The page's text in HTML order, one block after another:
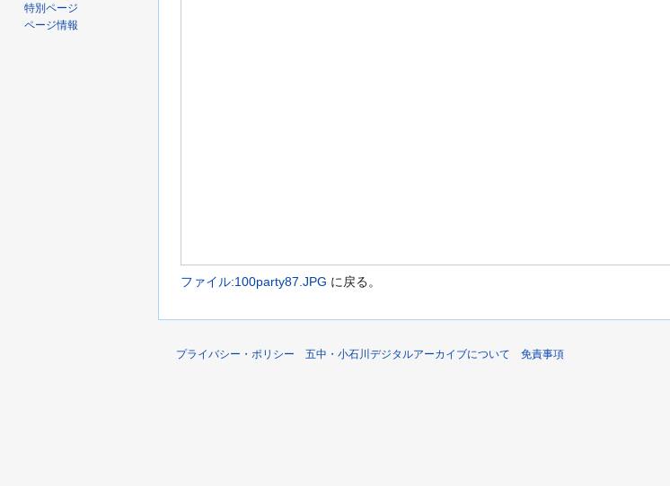
ファイル:100party87.JPG に戻る。
特別ページ
ページ情報
プライバシー・ポリシー 五中・小石川デジタルアーカイブについて 免責事項